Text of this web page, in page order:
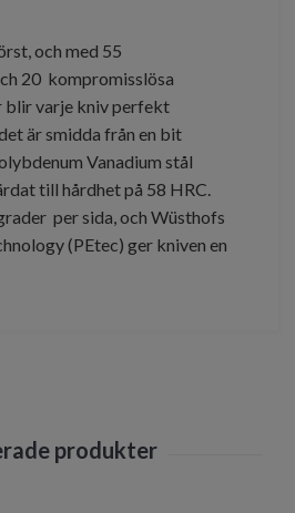
och med 55
20 kompromisslösa
varje kniv perfekt
är smidda från en bit
Vanadium stål
till hårdhet på 58 HRC.
per sida, och Wüsthofs
(PEtec) ger kniven en